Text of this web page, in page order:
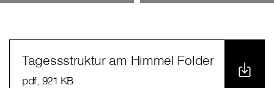
Tagessstruktur am Himmel Folder
pdf, 921 KB